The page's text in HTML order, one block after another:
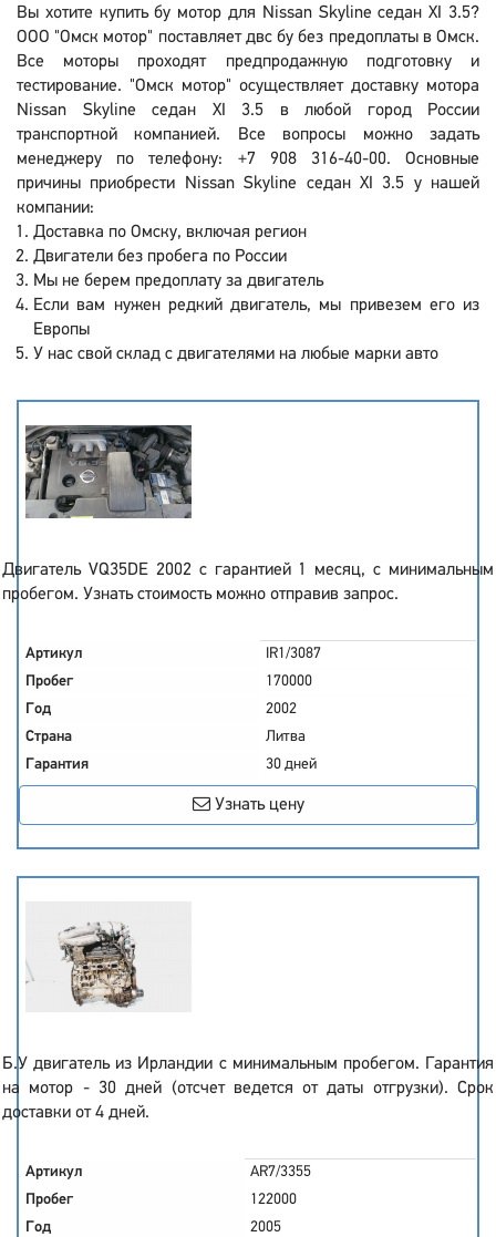
Вы хотите купить бу мотор для Nissan Skyline седан XI 3.5?
ООО "Омск мотор" поставляет двс бу без предоплаты в Омск.
Все моторы проходят предпродажную подготовку и
тестирование. "Омск мотор" осуществляет доставку мотора
Nissan Skyline седан XI 3.5 в любой город России
транспортной компанией. Все вопросы можно задать
менеджеру по телефону: +7 908 316-40-00. Основные
причины приобрести Nissan Skyline седан XI 3.5 у нашей
компании:
Доставка по Омску, включая регион
Двигатели без пробега по России
Мы не берем предоплату за двигатель
Если вам нужен редкий двигатель, мы привезем его из
Европы
У нас свой склад с двигателями на любые марки авто
Двигатель VQ35DE 2002 с гарантией 1 месяц, с минимальным
пробегом. Узнать стоимость можно отправив запрос.
Артикул
IR1/3087
Пробег
170000
Год
2002
Страна
Литва
Гарантия
30 дней
Узнать цену
Б.У двигатель из Ирландии с минимальным пробегом. Гарантия
на мотор - 30 дней (отсчет ведется от даты отгрузки). Срок
доставки от 4 дней.
Артикул
AR7/3355
Пробег
122000
Год
2005